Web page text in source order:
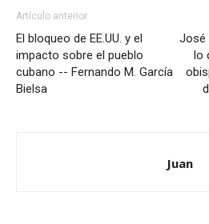
Artículo anterior
El bloqueo de EE.UU. y el
impacto sobre el pueblo
cubano -- Fernando M. García
Bielsa
José
lo
Juan